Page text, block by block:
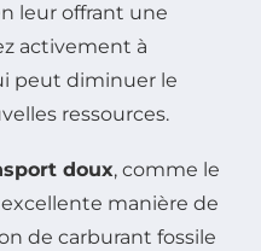
leur offrant une
activement à
peut diminuer le
ressources.
doux, comme le
manière de
de carburant fossile